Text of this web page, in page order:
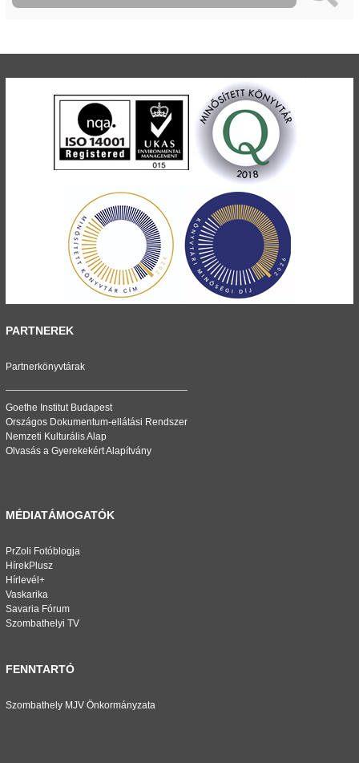
PARTNEREK
Partnerkönyvtárak
Goethe Institut Budapest
Országos Dokumentum-ellátási Rendszer
Nemzeti Kulturális Alap
Olvasás a Gyerekekért Alapítvány
MÉDIATÁMOGATÓK
PrZoli Fotóblogja
HírekPlusz
Hírlevél+
Vaskarika
Savaria Fórum
Szombathelyi TV
FENNTARTÓ
Szombathely MJV Önkormányzata